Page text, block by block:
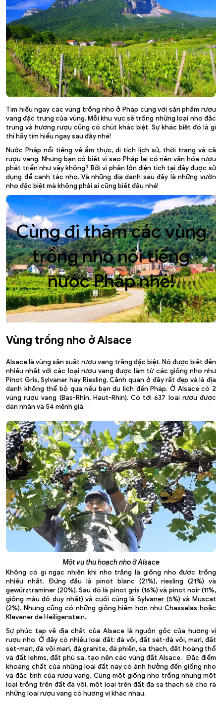
Tìm hiểu ngay các vùng trồng nho ở Pháp cùng với sản phẩm rượu
vang đặc trưng của vùng. Mỗi khu vực sẽ trồng những loại nho đặc
trưng và hương rượu cũng có chút khác biệt. Sự khác biệt đó là gì
thì hãy tìm hiểu ngay sau đây nhé!
Nước Pháp nổi tiếng về ẩm thực, di tích lịch sử, thời trang và cả
rượu vang. Nhưng bạn có biết vì sao Pháp lại có nền văn hóa rượu
phát triển như vậy không? Bởi vì phần lớn diện tích tại đây được sử
dụng để canh tác nho. Và những địa danh sau đây là những vườn
nho đặc biệt mà không phải ai cũng biết đâu nhé!
Cùng đi thăm các vùng
trồng nho nổi tiếng
nước Pháp nhé!
Vùng trồng nho ở Alsace
Alsace là vùng sản xuất rượu vang trắng đặc biệt. Nó được biết đến
nhiều nhất với các loại rượu vang được làm từ các giống nho như
Pinot Gris, Sylvaner hay Riesling. Cảnh quan ở đây rất đẹp và là địa
danh không thể bỏ qua nếu bạn du lịch đến Pháp. Ở Alsace có 2
vùng rượu vang (Bas-Rhin, Haut-Rhin). Có tới 637 loại rượu được
dán nhãn và 54 mệnh giá.
Một vụ thu hoạch nho ở Alsace
Không có gì ngạc nhiên khi nho trắng là giống nho được trồng
nhiều nhất. Đứng đầu là pinot blanc (21%), riesling (21%) và
gewürztraminer (20%). Sau đó là pinot gris (16%) và pinot noir (11%,
giống màu đỏ duy nhất) và cuối cùng là Sylvaner (5%) và Muscat
(2%). Nhưng cũng có những giống hiếm hơn như Chasselas hoặc
Klevener de Heiligenstein.
Sự phức tạp về địa chất của Alsace là nguồn gốc của hương vị
rượu nho. Ở đây có nhiều loại đất: đá vôi, đất sét-đá vôi, marl, đất
sét-marl, đá vôi marl, đá granite, đá phiến, sa thạch, đất hoàng thổ
và đất lehms, đất phù sa, tạo nên các vùng đất Alsace. Đặc điểm
khoáng chất của những loại đất này có ảnh hưởng đến giống nho
và đặc tính của rượu vang. Cùng một giống nho trồng nhưng một
loại trồng trên đất đá vôi, một loại trên đất đá sa thạch sẽ cho ra
những loại rượu vang có hương vị khác nhau.